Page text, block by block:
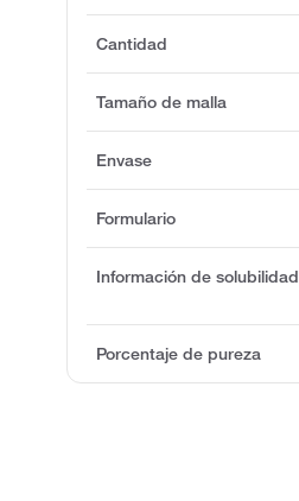
Cantidad
Tamaño de malla
Envase
Formulario
Información de solubilidad
Porcentaje de pureza